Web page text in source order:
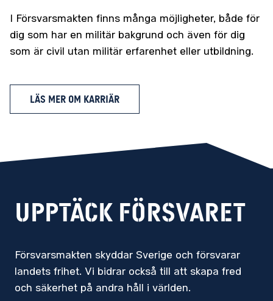
I Försvarsmakten finns många möjligheter, både för
dig som har en militär bakgrund och även för dig
som är civil utan militär erfarenhet eller utbildning.
LÄS MER OM KARRIÄR
Upptäck försvaret
Försvarsmakten skyddar Sverige och försvarar
landets frihet. Vi bidrar också till att skapa fred
och säkerhet på andra håll i världen.